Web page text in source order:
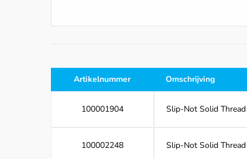
Artikelnummer Omschrijving
100001904 Slip-Not Solid
100002248 Slip-Not Solid